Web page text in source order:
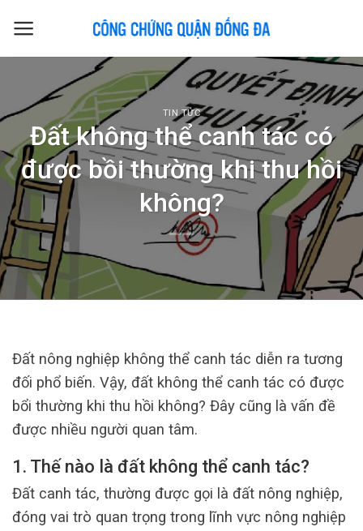
TIN TỨC
Đất không thể canh tác có
được bồi thường khi thu hồi
không?
Đất nông nghiệp không thể canh tác diễn ra tương
đối phổ biến. Vậy, đất không thể canh tác có được
bổi thường khi thu hồi không? Đây cũng là vấn đề
được nhiều người quan tâm.
1. Thế nào là đất không thể canh tác?
Đất canh tác, thường được gọi là đất nông nghiệp,
đóng vai trò quan trọng trong lĩnh vực nông nghiệp